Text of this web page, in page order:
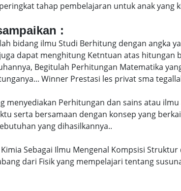
tahap pembelajaran untuk anak
:
bidang ilmu Studi Berhitung dengan angka
dapat menghitung Ketntuan atas hitungan
Begitulah Perhitungan Matematika
Winner Prestasi les privat sma
menyediakan Perhitungan dan sains atau
serta bersamaan dengan konsep yang
yang dihasilkannya..
Sebagai Ilmu Mengenal Kompsisi
dari Fisik yang mempelajari tentang